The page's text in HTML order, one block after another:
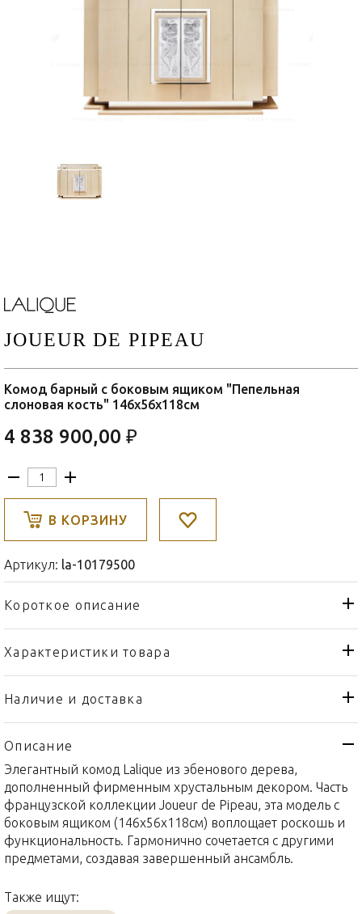
JOUEUR DE PIPEAU
Комод барный с боковым ящиком "Пепельная
слоновая кость" 146x56x118см
4 838 900,00 ₽
В КОРЗИНУ
Артикул: la-10179500
Короткое описание
Характеристики товара
Тип товара
Комод
Бренд
Коллекция
Joueur de Pipeau
Страна производителя
Материал
Хрусталь
Объем / Размер
146x56x118см
Наличие и доставка
Описание
Элегантный комод Lalique из эбенового дерева,
дополненный фирменным хрустальным декором. Часть
французской коллекции Joueur de Pipeau, эта модель с
боковым ящиком (146x56x118см) воплощает роскошь и
функциональность. Гармонично сочетается с другими
предметами, создавая завершенный ансамбль.
Также ищут: